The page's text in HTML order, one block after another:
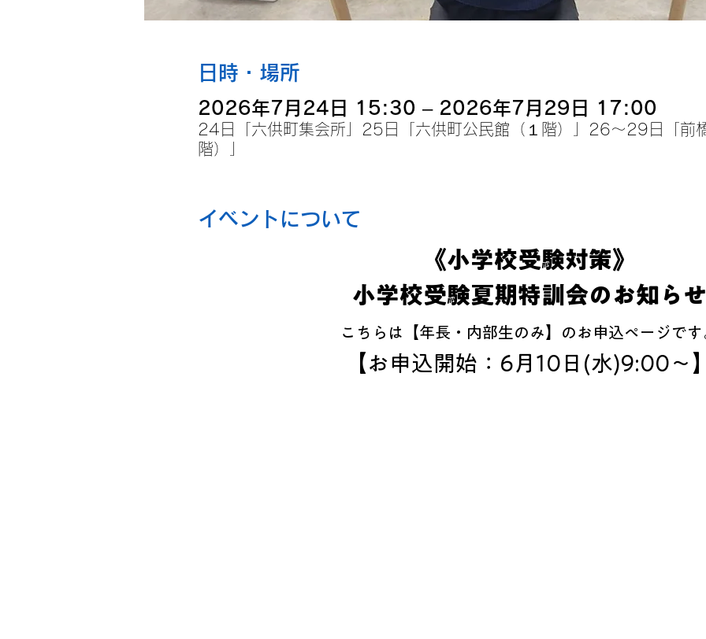
日時・場所
2026年7月24日 15:30 – 2026年7月29日 17:00
24日「六供町集会所」25日「六供町公民館（１階）」26～29日「前
階）」
イベントについて
《小学校受験対策》
小学校受験夏期特訓会のお知らせ
こちらは【年長・内部生のみ】のお申込ページです
【お申込開始：6月10日(水)9:00～